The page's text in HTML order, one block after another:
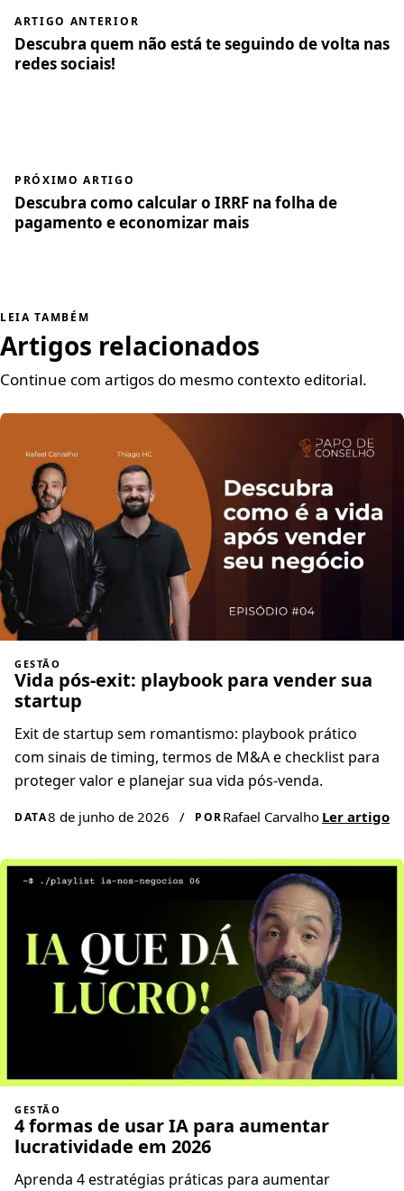
ARTIGO ANTERIOR
Descubra quem não está te seguindo de volta nas
redes sociais!
PRÓXIMO ARTIGO
Descubra como calcular o IRRF na folha de
pagamento e economizar mais
LEIA TAMBÉM
Artigos relacionados
Continue com artigos do mesmo contexto editorial.
GESTÃO
Vida pós-exit: playbook para vender sua
startup
Exit de startup sem romantismo: playbook prático
com sinais de timing, termos de M&A e checklist para
proteger valor e planejar sua vida pós-venda.
DATA8 de junho de 2026 / PORRafael Carvalho Ler artigo
GESTÃO
4 formas de usar IA para aumentar
lucratividade em 2026
Aprenda 4 estratégias práticas para aumentar